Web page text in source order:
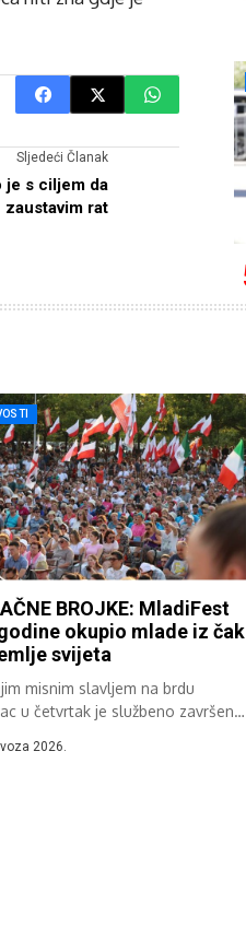
Sljedeći Članak
je s ciljem da
zaustavim rat
BROJKE: MladiFest
okupio mlade iz čak
svijeta
misnim slavljem na brdu
u četvrtak je službeno završen
2026.